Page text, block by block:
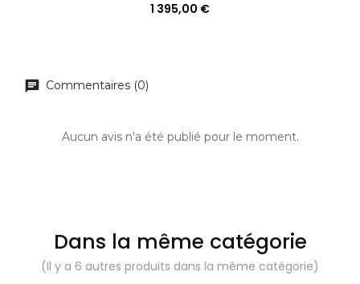
1 395,00 €
Commentaires (0)
Aucun avis n'a été publié pour le moment.
Dans la même catégorie
(Il y a 6 autres produits dans la même catégorie)